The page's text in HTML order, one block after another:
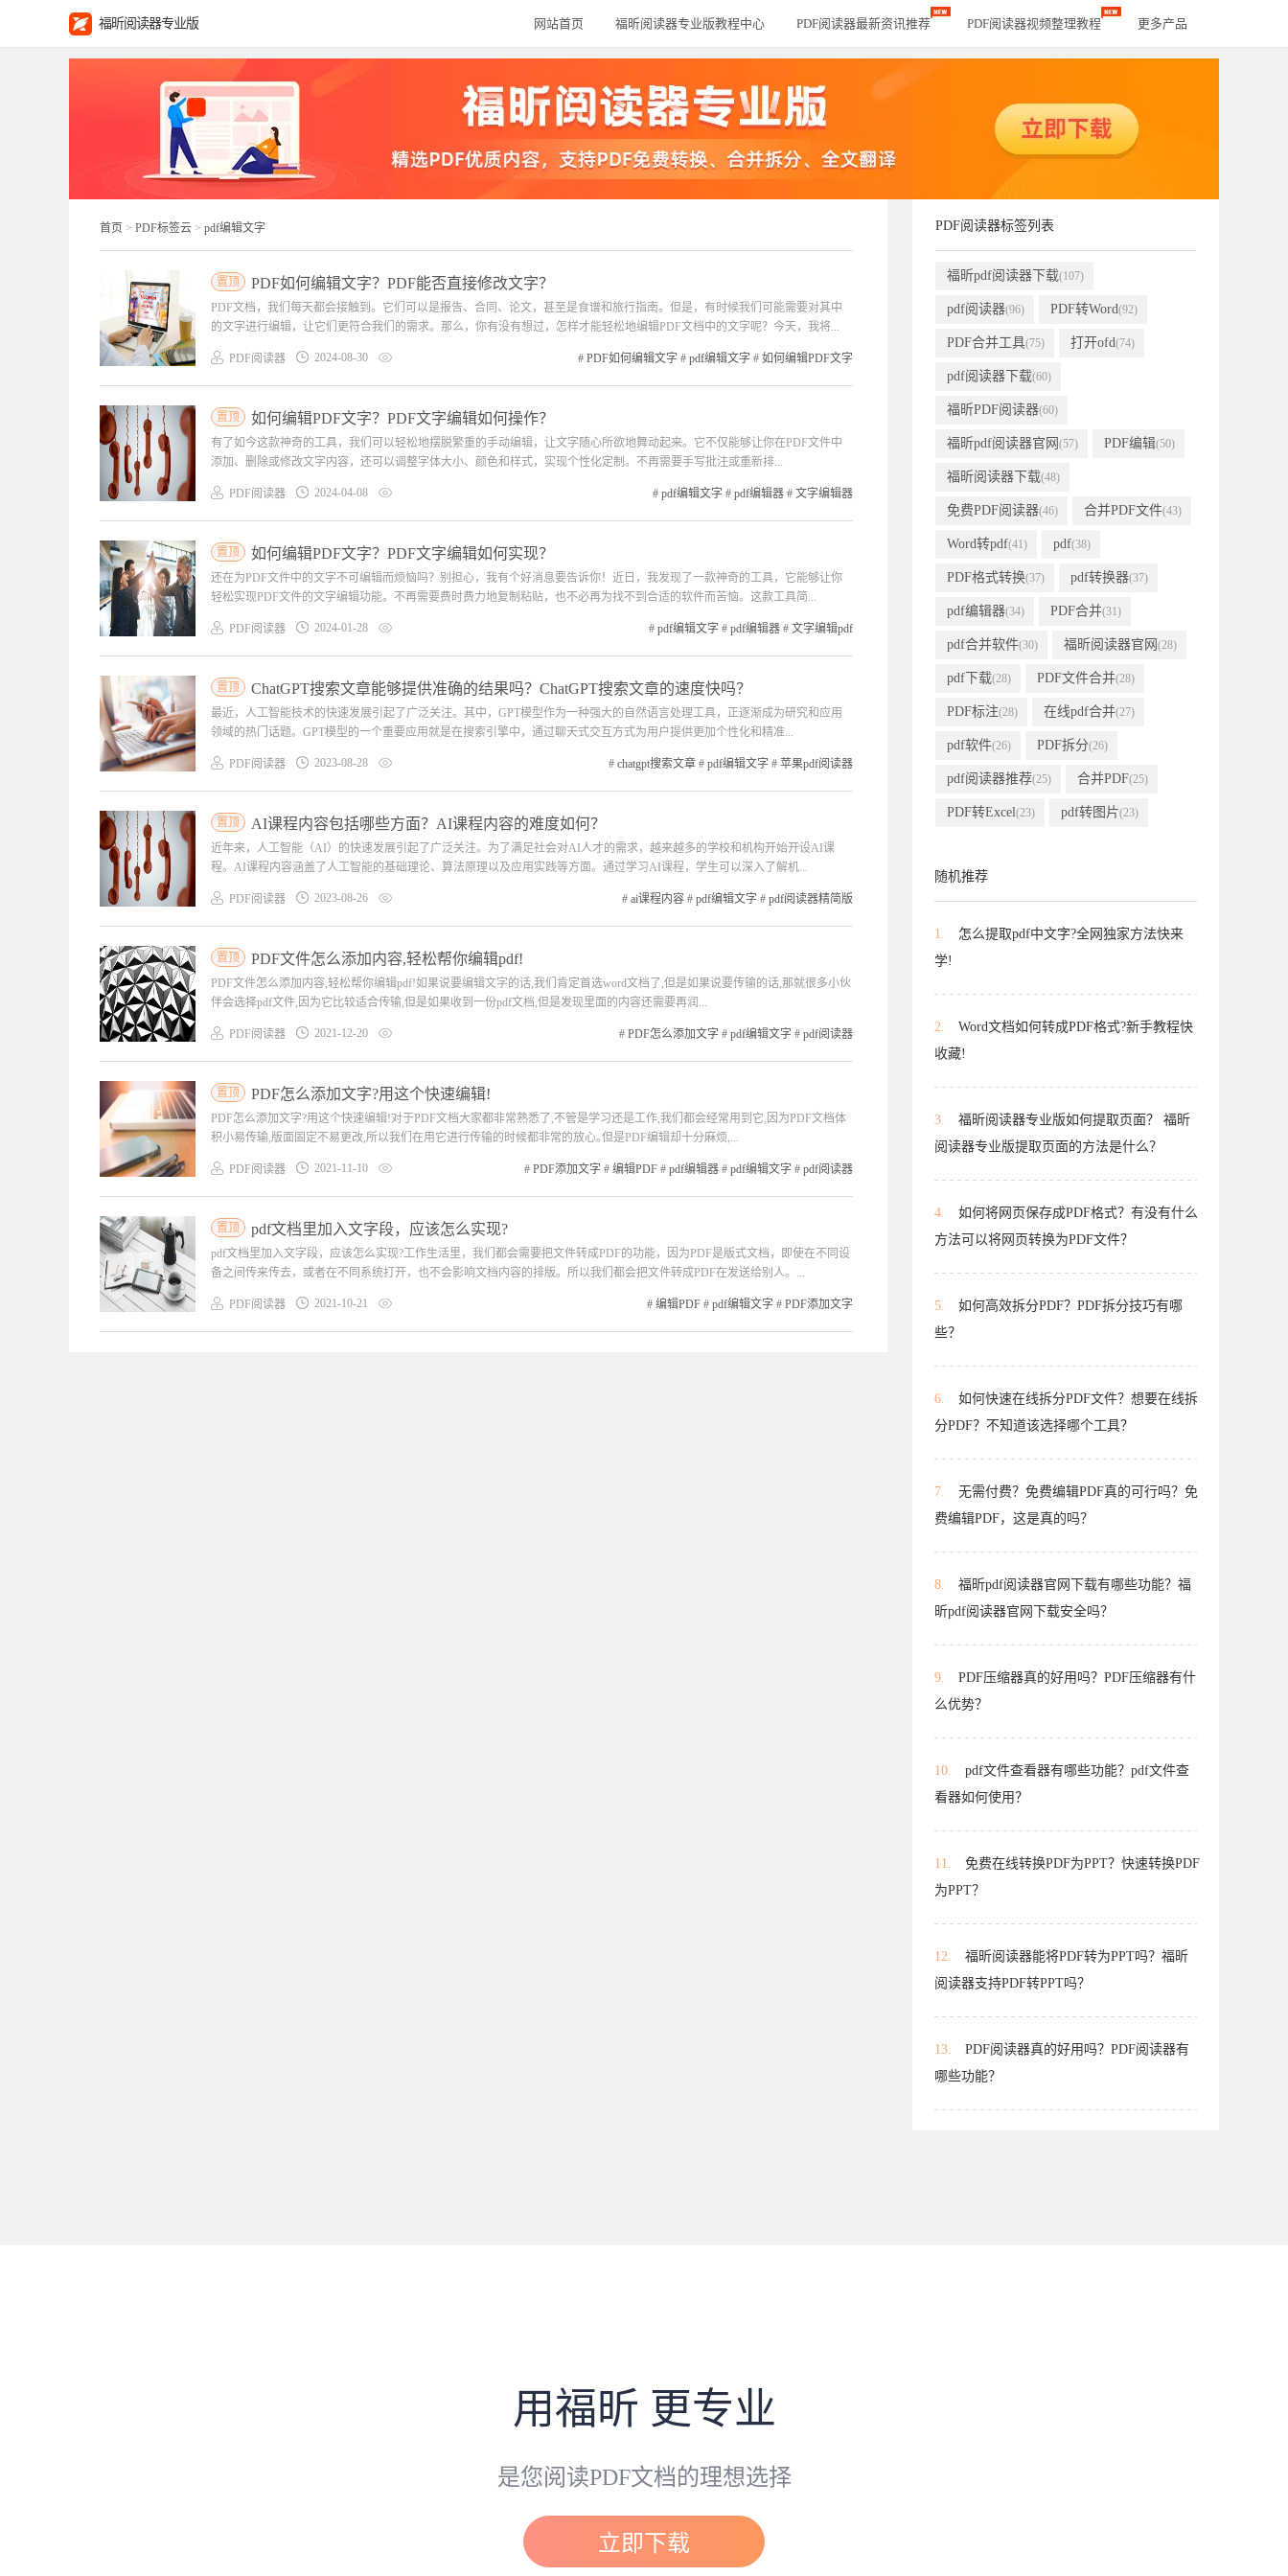
福昕阅读器专业版 网站首页 福昕阅读器专业版教程中心 PDF阅读器最新资讯推荐 PDF阅读器视频整理教程 更多产品
首页 > PDF标签云 > pdf编辑文字
置顶 PDF如何编辑文字？PDF能否直接修改文字？
PDF文档，我们每天都会接触到。它们可以是报告、合同、论文，甚至是食谱和旅行指南。但是，有时候我们可能需要对其中
的文字进行编辑，让它们更符合我们的需求。那么，你有没有想过，怎样才能轻松地编辑PDF文档中的文字呢？今天，我将...
PDF阅读器 2024-08-30 # PDF如何编辑文字 # pdf编辑文字 # 如何编辑PDF文字
置顶 如何编辑PDF文字？PDF文字编辑如何操作？
有了如今这款神奇的工具，我们可以轻松地摆脱繁重的手动编辑，让文字随心所欲地舞动起来。它不仅能够让你在PDF文件中
添加、删除或修改文字内容，还可以调整字体大小、颜色和样式，实现个性化定制。不再需要手写批注或重新排...
PDF阅读器 2024-04-08 # pdf编辑文字 # pdf编辑器 # 文字编辑器
置顶 如何编辑PDF文字？PDF文字编辑如何实现？
还在为PDF文件中的文字不可编辑而烦恼吗？别担心，我有个好消息要告诉你！近日，我发现了一款神奇的工具，它能够让你
轻松实现PDF文件的文字编辑功能。不再需要费时费力地复制粘贴，也不必再为找不到合适的软件而苦恼。这款工具简...
PDF阅读器 2024-01-28 # pdf编辑文字 # pdf编辑器 # 文字编辑pdf
置顶 ChatGPT搜索文章能够提供准确的结果吗？ChatGPT搜索文章的速度快吗？
最近，人工智能技术的快速发展引起了广泛关注。其中，GPT模型作为一种强大的自然语言处理工具，正逐渐成为研究和应用
领域的热门话题。GPT模型的一个重要应用就是在搜索引擎中，通过聊天式交互方式为用户提供更加个性化和精准...
PDF阅读器 2023-08-28 # chatgpt搜索文章 # pdf编辑文字 # 苹果pdf阅读器
置顶 AI课程内容包括哪些方面？AI课程内容的难度如何？
近年来，人工智能（AI）的快速发展引起了广泛关注。为了满足社会对AI人才的需求，越来越多的学校和机构开始开设AI课
程。AI课程内容涵盖了人工智能的基础理论、算法原理以及应用实践等方面。通过学习AI课程，学生可以深入了解机...
PDF阅读器 2023-08-26 # ai课程内容 # pdf编辑文字 # pdf阅读器精简版
置顶 PDF文件怎么添加内容,轻松帮你编辑pdf!
PDF文件怎么添加内容,轻松帮你编辑pdf!如果说要编辑文字的话,我们肯定首选word文档了,但是如果说要传输的话,那就很多小伙
伴会选择pdf文件,因为它比较适合传输,但是如果收到一份pdf文档,但是发现里面的内容还需要再润...
PDF阅读器 2021-12-20 # PDF怎么添加文字 # pdf编辑文字 # pdf阅读器
置顶 PDF怎么添加文字?用这个快速编辑!
PDF怎么添加文字?用这个快速编辑!对于PDF文档大家都非常熟悉了,不管是学习还是工作,我们都会经常用到它,因为PDF文档体
积小易传输,版面固定不易更改,所以我们在用它进行传输的时候都非常的放心｡但是PDF编辑却十分麻烦,...
PDF阅读器 2021-11-10 # PDF添加文字 # 编辑PDF # pdf编辑器 # pdf编辑文字 # pdf阅读器
置顶 pdf文档里加入文字段，应该怎么实现?
pdf文档里加入文字段，应该怎么实现?工作生活里，我们都会需要把文件转成PDF的功能，因为PDF是版式文档，即使在不同设
备之间传来传去，或者在不同系统打开，也不会影响文档内容的排版。所以我们都会把文件转成PDF在发送给别人。...
PDF阅读器 2021-10-21 # 编辑PDF # pdf编辑文字 # PDF添加文字
PDF阅读器标签列表
福昕pdf阅读器下载(107)
pdf阅读器(96) PDF转Word(92)
PDF合并工具(75) 打开ofd(74)
pdf阅读器下载(60)
福昕PDF阅读器(60)
福昕pdf阅读器官网 (57) PDF编辑(50)
福昕阅读器下载(48)
免费PDF阅读器(46) 合并PDF文件(43)
Word转pdf(41) pdf(38)
PDF格式转换(37) pdf转换器(37)
pdf编辑器(34) PDF合并(31)
pdf合并软件(30) 福昕阅读器官网 (28)
pdf下载(28) PDF文件合并(28)
PDF标注(28) 在线pdf合并(27)
pdf软件(26) PDF拆分(26)
pdf阅读器推荐(25) 合并PDF(25)
PDF转Excel(23) pdf转图片(23)
随机推荐
1.
怎么提取pdf中文字?全网独家方法快来
学!
2.
Word文档如何转成PDF格式?新手教程快
收藏!
3.
福昕阅读器专业版如何提取页面？ 福昕
阅读器专业版提取页面的方法是什么？
4.
如何将网页保存成PDF格式？有没有什么
方法可以将网页转换为PDF文件？
5.
如何高效拆分PDF？PDF拆分技巧有哪
些？
6.
如何快速在线拆分PDF文件？想要在线拆
分PDF？不知道该选择哪个工具？
7.
无需付费？免费编辑PDF真的可行吗？免
费编辑PDF，这是真的吗？
8.
福昕pdf阅读器官网下载有哪些功能？福
昕pdf阅读器官网下载安全吗？
9.
PDF压缩器真的好用吗？PDF压缩器有什
么优势？
10.
pdf文件查看器有哪些功能？pdf文件查
看器如何使用？
11.
免费在线转换PDF为PPT？快速转换PDF
为PPT？
12.
福昕阅读器能将PDF转为PPT吗？福昕
阅读器支持PDF转PPT吗？
13.
PDF阅读器真的好用吗？PDF阅读器有
哪些功能？
用福昕 更专业
是您阅读PDF文档的理想选择
立即下载